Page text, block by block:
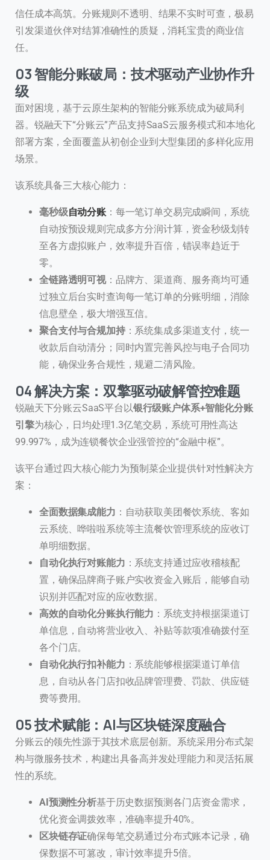
信任成本高筑。分账规则不透明、结果不实时可查，极易
引发渠道伙伴对结算准确性的质疑，消耗宝贵的商业信
任。
03 智能分账破局：技术驱动产业协作升
级
面对困境，基于云原生架构的智能分账系统成为破局利
器。锐融天下“分账云”产品支持SaaS云服务模式和本地化
部署方案，全面覆盖从初创企业到大型集团的多样化应用
场景。
该系统具备三大核心能力：
毫秒级自动分账：每一笔订单交易完成瞬间，系统
自动按预设规则完成多方分润计算，资金秒级划转
至各方虚拟账户，效率提升百倍，错误率趋近于
零。
全链路透明可视：品牌方、渠道商、服务商均可通
过独立后台实时查询每一笔订单的分账明细，消除
信息壁垒，极大增强互信。
聚合支付与合规加持：系统集成多渠道支付，统一
收款后自动清分；同时内置完善风控与电子合同功
能，确保业务合规性，规避二清风险。
04 解决方案：双擎驱动破解管控难题
锐融天下分账云SaaS平台以银行级账户体系+智能化分账
引擎为核心，日均处理1.3亿笔交易，系统可用性高达
99.997%，成为连锁餐饮企业强管控的“金融中枢”。
该平台通过四大核心能力为预制菜企业提供针对性解决方
案：
全面数据集成能力 ：自动获取美团餐饮系统、客如
云系统、哗啦啦系统等主流餐饮管理系统的应收订
单明细数据。
自动化执行对账能力 ：系统支持通过应收稽核配
置，确保品牌商子账户实收资金入账后，能够自动
识别并匹配对应的应收数据。
高效的自动化分账执行能力 ：系统支持根据渠道订
单信息，自动将营业收入、补贴等款项准确拨付至
各个门店。
自动化执行扣补能力 ：系统能够根据渠道订单信
息，自动从各门店扣收品牌管理费、罚款、供应链
费等费用。
05 技术赋能：AI与区块链深度融合
分账云的领先性源于其技术底层创新。系统采用分布式架
构与微服务技术，构建出具备高并发处理能力和灵活拓展
性的系统。
AI预测性分析基于历史数据预测各门店资金需求，
优化资金调拨效率，准确率提升40%。
区块链存证确保每笔交易通过分布式账本记录，确
保数据不可篡改，审计效率提升5倍。